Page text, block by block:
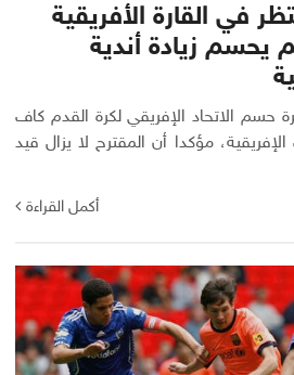
في القارة الأفريقية
يحسم زيادة أندية
حسم الاتحاد الإفريقي لكرة القدم كاف
مؤكدا أن المقترح لا يزال قيد
أكمل القراءة